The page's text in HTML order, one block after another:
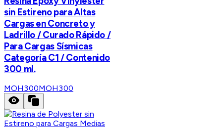
sin Estireno para Altas
Cargas en Concreto y
Ladrillo / Curado Rápido /
Para Cargas Sísmicas
Categoría C1 / Contenido
300 ml.
MOH300MOH300